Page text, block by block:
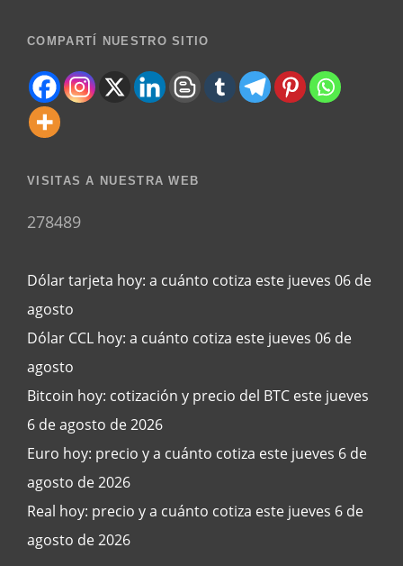
COMPARTÍ NUESTRO SITIO
VISITAS A NUESTRA WEB
278489
Dólar tarjeta hoy: a cuánto cotiza este jueves 06 de
agosto
Dólar CCL hoy: a cuánto cotiza este jueves 06 de
agosto
Bitcoin hoy: cotización y precio del BTC este jueves
6 de agosto de 2026
Euro hoy: precio y a cuánto cotiza este jueves 6 de
agosto de 2026
Real hoy: precio y a cuánto cotiza este jueves 6 de
agosto de 2026